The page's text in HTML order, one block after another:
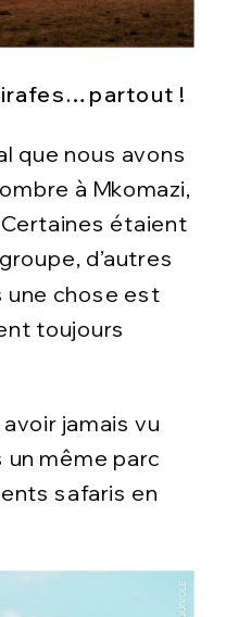
!
que nous avons
à Mkomazi,
étaient
d’autres
une chose est
toujours
jamais vu
même parc
safaris en